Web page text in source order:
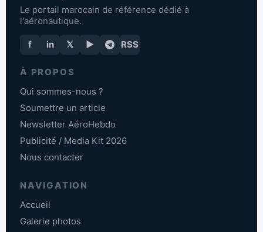
Le portail marocain de référence dédié à
l'aéronautique.
f in 𝕏 ▶ RSS
À PROPOS
Qui sommes-nous ?
Soumettre un article
Newsletter AéroHebdo
Publicité / Media Kit 2026
Nous contacter
NAVIGATION
Accueil
Galerie photos